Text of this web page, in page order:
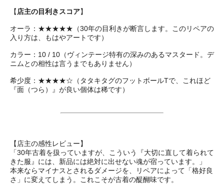
【 店主の目利きスコア】
オーラ：★★★★★（30年の目利きが断言します。このリペアの
入り方は、もはやアートです）
カラー：10 / 10（ヴィンテージ特有の深みのあるマスタード。デ
ニムとの相性は言うまでもありません）
希少度：★★★★☆（タタキタグのフットボールTで、これほど
『面（つら）』が良い個体は稀です）
【店主の感性レビュー】
「30年古着を扱っていますが、こういう『大切に直して着られて
きた服』には、新品には絶対に出せない魂が宿っています。」
本来ならマイナスとされるダメージを、リペアによって「格好良
さ」に変えてしまう。これこそが古着の醍醐味です。